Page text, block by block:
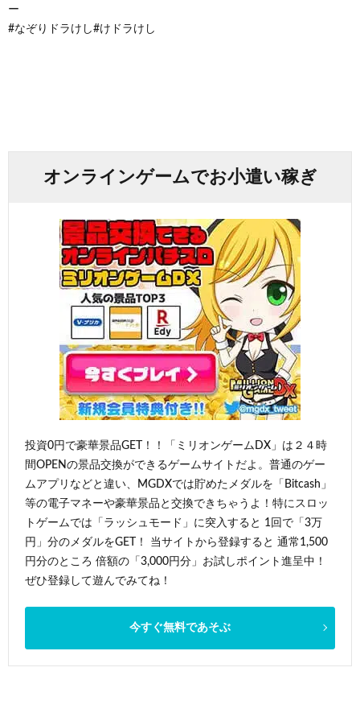
ー
#なぞりドラけし#けドラけし
オンラインゲームでお小遣い稼ぎ
投資0円で豪華景品GET！！「ミリオンゲームDX」は２４時
間OPENの景品交換ができるゲームサイトだよ。普通のゲー
ムアプリなどと違い、MGDXでは貯めたメダルを「Bitcash」
等の電子マネーや豪華景品と交換できちゃうよ！特にスロッ
トゲームでは「ラッシュモード」に突入すると 1回で「3万
円」分のメダルをGET！ 当サイトから登録すると 通常1,500
円分のところ 倍額の「3,000円分」お試しポイント進呈中！
ぜひ登録して遊んでみてね！
今すぐ無料であそぶ